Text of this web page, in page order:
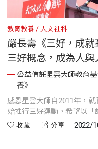
教育教養 人文社科
嚴長壽《三好，成
三好概念，成為人
公益信託星雲大師教育
養》
感恩星雲大師自2011年，
始推行三好運動，希望以
個風氣。在「三好校園」的
收藏 分享 2022/